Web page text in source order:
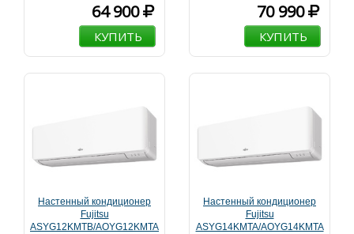
64 900
КУПИТЬ
70 990
КУПИТЬ
Настенный кондиционер
Fujitsu
ASYG12KMTB/AOYG12KMTA
Настенный кондиционер
Fujitsu
ASYG14KMTA/AOYG14KMTA